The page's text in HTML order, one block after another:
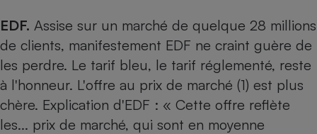
EDF. Assise sur un marché de quelque 28 millions
de clients, manifestement EDF ne craint guère de
les perdre. Le tarif bleu, le tarif réglementé, reste
à l'honneur. L'offre au prix de marché (1) est plus
chère. Explication d'EDF : « Cette offre reflète
les... prix de marché, qui sont en moyenne
Cafetière à expressos